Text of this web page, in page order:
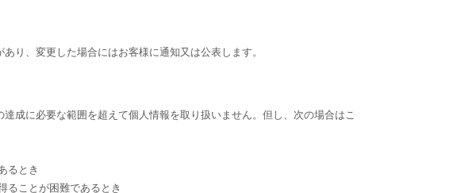
り、変更した場合にはお客様に通知又は公表します。
成に必要な範囲を超えて個人情報を取り扱いません。但し、次の場合はこ
るとき
ることが困難であるとき